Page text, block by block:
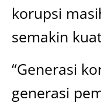
korupsi
semakin
“Generasi
generasi